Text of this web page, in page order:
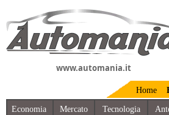
www.automania.it
Home
Economia Mercato Tecnologia